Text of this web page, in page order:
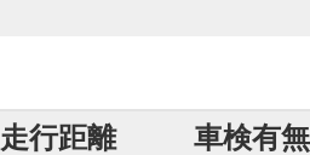
走行距離
車検有無